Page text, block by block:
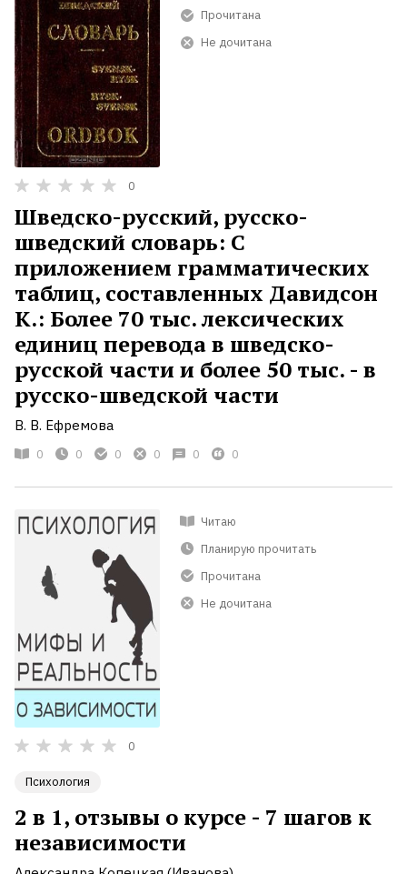
Прочитана
Не дочитана
0
Шведско-русский, русско-
шведский словарь: С
приложением грамматических
таблиц, составленных Давидсон
К.: Более 70 тыс. лексических
единиц перевода в шведско-
русской части и более 50 тыс. - в
русско-шведской части
В. В. Ефремова
0 0 0 0 0 0
Читаю
Планирую прочитать
Прочитана
Не дочитана
0
Психология
2 в 1, отзывы о курсе - 7 шагов к
независимости